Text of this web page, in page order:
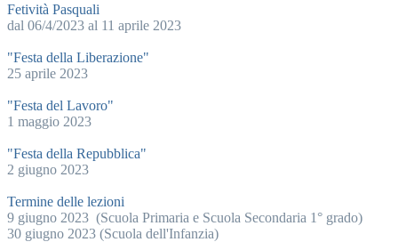
Fetività Pasquali
dal 06/4/2023 al 11 aprile 2023
"Festa della Liberazione"
25 aprile 2023
"Festa del Lavoro"
1 maggio 2023
"Festa della Repubblica"
2 giugno 2023
Termine delle lezioni
9 giugno 2023 (Scuola Primaria e Scuola Secondaria 1° grado)
30 giugno 2023 (Scuola dell'Infanzia)